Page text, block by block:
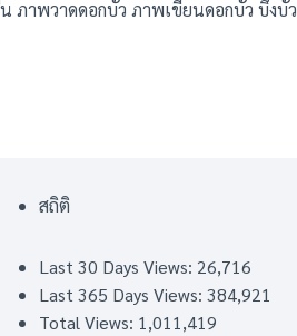
ภาพวาดดอกบัว ภาพเขียนดอกบัว บึงบัว
สถิติ
Last 30 Days Views: 26,716
Last 365 Days Views: 384,921
Total Views: 1,011,419